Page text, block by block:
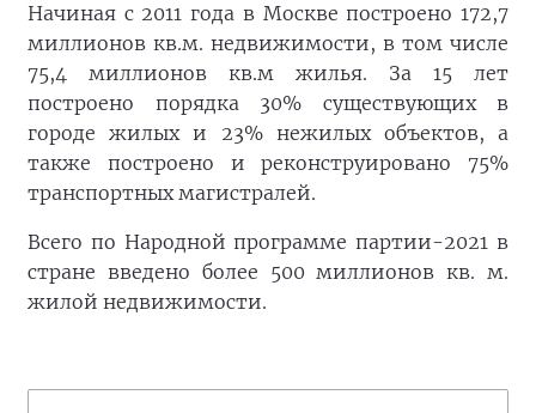
Начиная с 2011 года в Москве построено 172,7
миллионов кв.м. недвижимости, в том числе
75,4 миллионов кв.м жилья. За 15 лет
построено порядка 30% существующих в
городе жилых и 23% нежилых объектов, а
также построено и реконструировано 75%
транспортных магистралей.
Всего по Народной программе партии-2021 в
стране введено более 500 миллионов кв. м.
жилой недвижимости.